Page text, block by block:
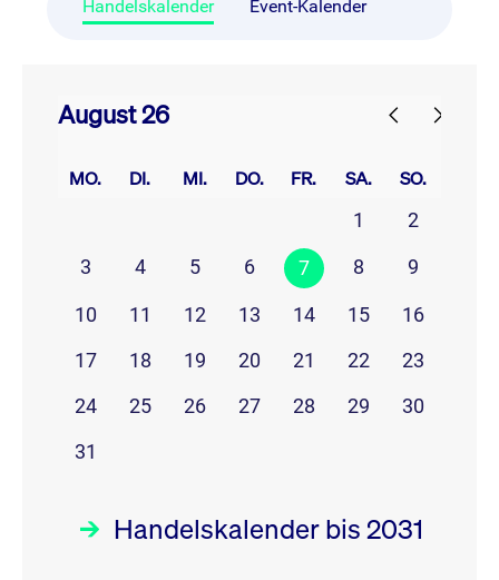
Handelskalender Event-Kalender
August 26
MO. DI. MI. DO. FR. SA. SO.
1
2
3
4 5 6 7 8 9
10 11 12 13 14 15
16
17
18 19 20 21 22
23
24
25 26 27 28 29
30
31
Handelskalender bis 2031